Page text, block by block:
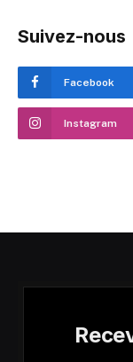
Suivez-nous
Facebook
Instagram